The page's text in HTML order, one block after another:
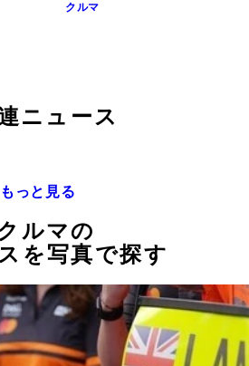
クルマ
ニュース
っと見る
ルマの
を写真で探す